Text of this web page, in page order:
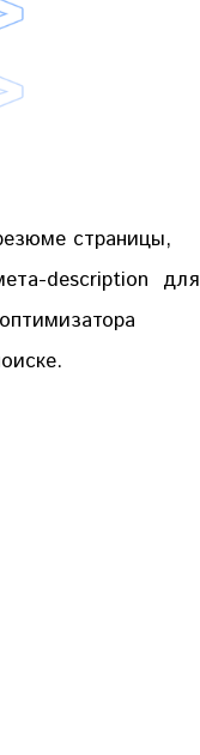
страницы,
description для